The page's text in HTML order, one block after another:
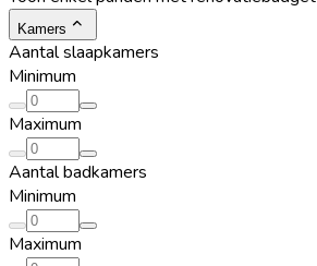
Kamers
Aantal slaapkamers
Minimum
Maximum
Aantal badkamers
Minimum
Maximum